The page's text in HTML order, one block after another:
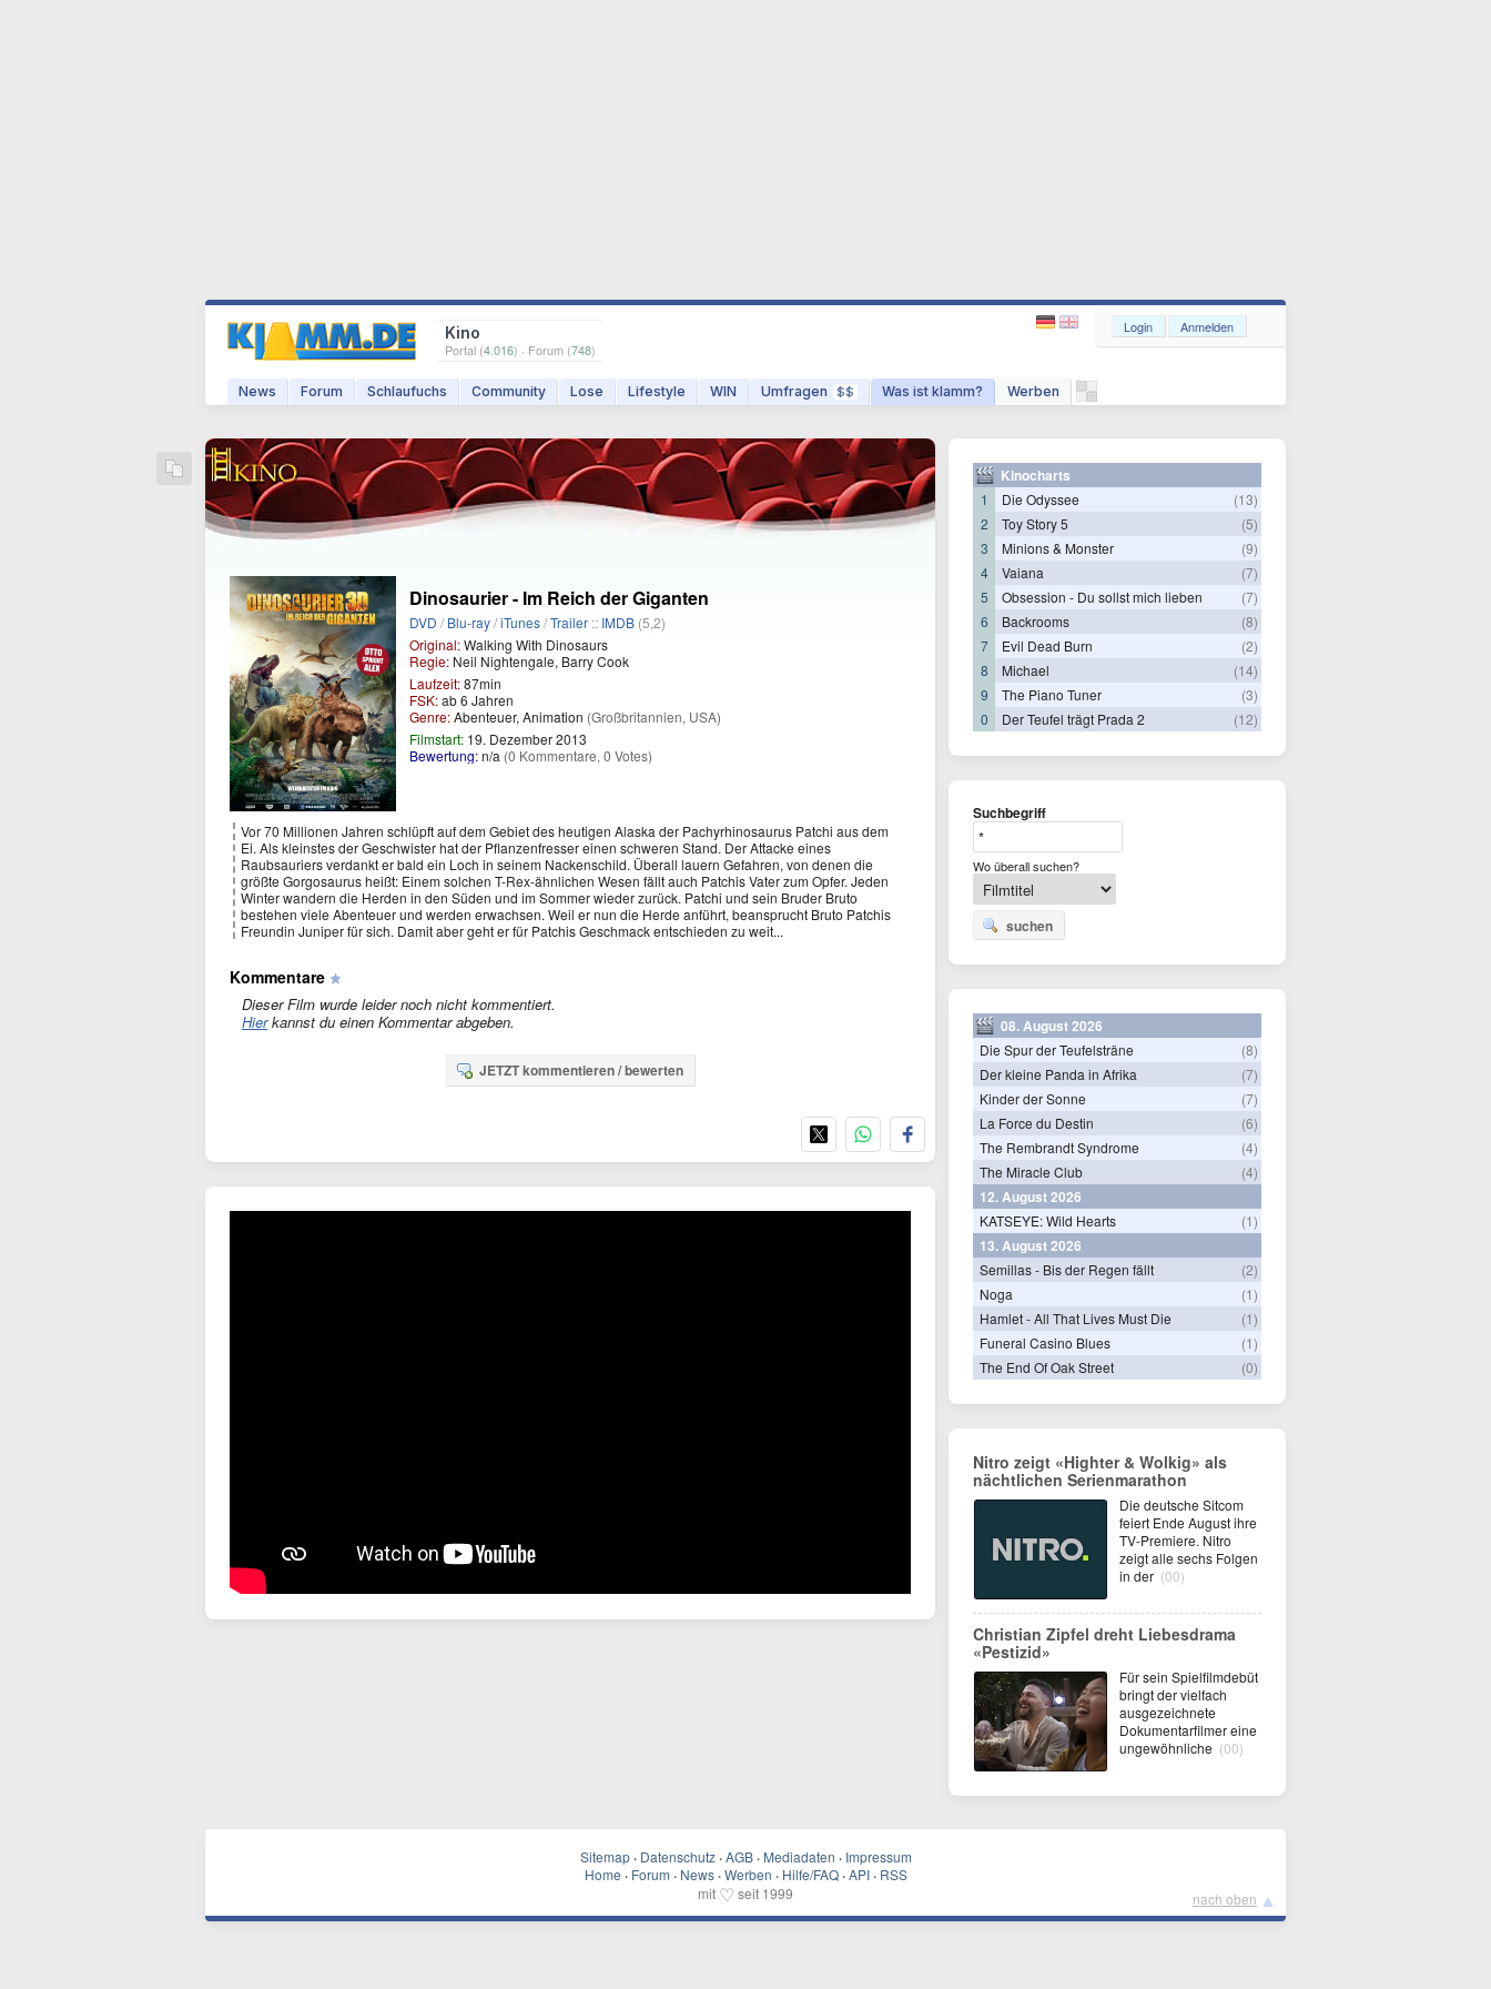
Kino
Portal (4.016) · Forum (748)
News Forum Schlaufuchs Community Lose Lifestyle WIN Umfragen $$ Was ist klamm? Werben
Login Anmelden
Dinosaurier - Im Reich der Giganten
DVD /Blu-ray/iTunes/Trailer :: IMDB (5,2)
Original:Walking With Dinosaurs
Regie: Neil Nightengale, Barry Cook
Laufzeit:87min
FSK:ab 6 Jahren
Genre:Abenteuer, Animation (Großbritannien, USA)
Filmstart: 19. Dezember 2013
Bewertung:n/a (0 Kommentare, 0 Votes)
Vor 70 Millionen Jahren schlüpft auf dem Gebiet des heutigen Alaska der Pachyrhinosaurus Patchi aus dem
Ei. Als kleinstes der Geschwister hat der Pflanzenfresser einen schweren Stand. Der Attacke eines
Raubsauriers verdankt er bald ein Loch in seinem Nackenschild. Überall lauern Gefahren, von denen die
größte Gorgosaurus heißt: Einem solchen T-Rex-ähnlichen Wesen fällt auch Patchis Vater zum Opfer. Jeden
Winter wandern die Herden in den Süden und im Sommer wieder zurück. Patchi und sein Bruder Bruto
bestehen viele Abenteuer und werden erwachsen. Weil er nun die Herde anführt, beansprucht Bruto Patchis
Freundin Juniper für sich. Damit aber geht er für Patchis Geschmack entschieden zu weit...
Kommentare
Dieser Film wurde leider noch nicht kommentiert.
Hierkannst du einen Kommentar abgeben.
JETZT kommentieren / bewerten
Kinocharts
1 Die Odyssee
(13)
2
Toy Story 5
(5)
3
Minions & Monster
(9)
4
Vaiana
(7)
5
Obsession - Du sollst mich lieben
(7)
6
Backrooms
(8)
7
Evil Dead Burn
(2)
8
Michael
(14)
9
The Piano Tuner
(3)
0
Der Teufel trägt Prada 2 (12)
Suchbegriff
Wo überall suchen?
suchen
08. August 2026
Die Spur der Teufelsträne
(8)
Der kleine Panda in Afrika
(7)
Kinder der Sonne
(7)
La Force du Destin
(6)
The Rembrandt Syndrome
(4)
The Miracle Club
(4)
12. August 2026
KATSEYE: Wild Hearts (1)
13. August 2026
Semillas - Bis der Regen fällt
(2)
Noga
(1)
Hamlet - All That Lives Must Die
(1)
Funeral Casino Blues
(1)
The End Of Oak Street
(0)
Nitro zeigt «Highter & Wolkig» als
nächtlichen Serienmarathon
Die deutsche Sitcom
feiert Ende August ihre
TV-Premiere. Nitro
zeigt alle sechs Folgen
in der (00)
Christian Zipfel dreht Liebesdrama
«Pestizid»
Für sein Spielfilmdebüt
bringt der vielfach
ausgezeichnete
Dokumentarfilmer eine
ungewöhnliche (00)
Sitemap · Datenschutz · AGB · Mediadaten · Impressum
Home · Forum · News · Werben · Hilfe/FAQ · API · RSS
mit ♡ seit 1999 nach oben ▲